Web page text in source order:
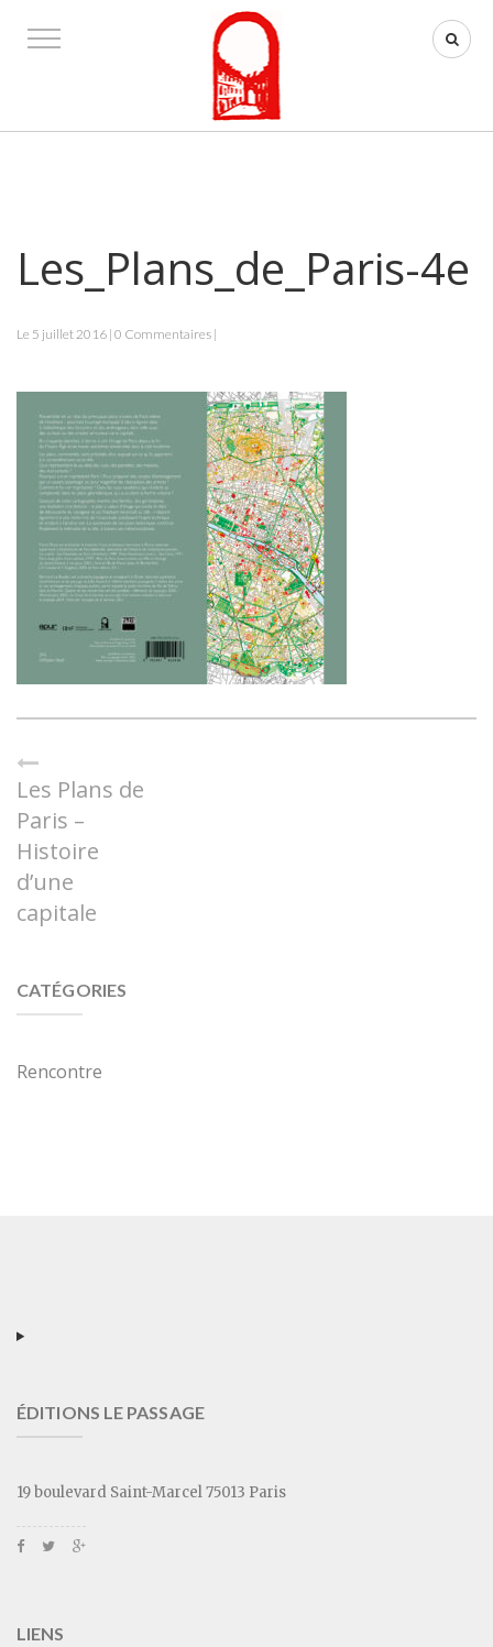
Les_Plans_de_Paris-4e
Le 5 juillet 2016 | 0 Commentaires |
Les Plans de
Paris –
Histoire
d’une
capitale
CATÉGORIES
Rencontre
ÉDITIONS LE PASSAGE
19 boulevard Saint-Marcel 75013 Paris
LIENS